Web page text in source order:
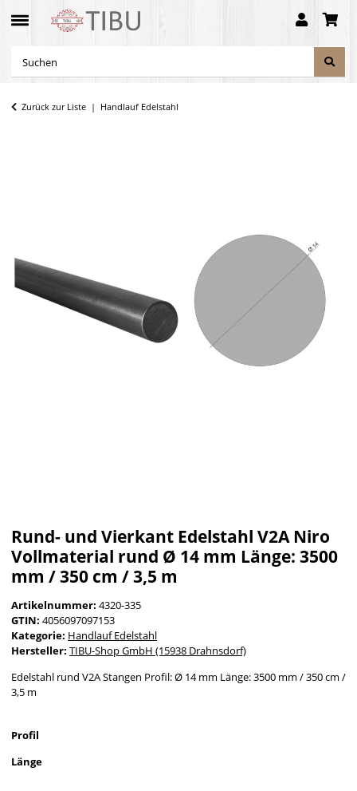
Zurück zur Liste Handlauf Edelstahl
Rund- und Vierkant Edelstahl V2A Niro
Vollmaterial rund Ø 14 mm Länge: 3500
mm / 350 cm / 3,5 m
Artikelnummer: 4320-335
GTIN: 4056097097153
Kategorie: Handlauf Edelstahl
Hersteller: TIBU-Shop GmbH (15938 Drahnsdorf)
Edelstahl rund V2A Stangen Profil: Ø 14 mm Länge: 3500 mm / 350 cm /
3,5 m
Profil
Länge